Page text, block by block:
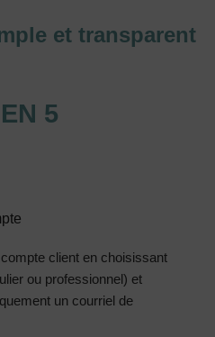
et transparent
EN 5
client en choisissant
ou professionnel) et
un courriel de